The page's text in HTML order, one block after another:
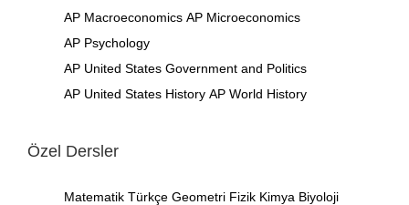
AP Macroeconomics AP Microeconomics
AP Psychology
AP United States Government and Politics
AP United States History AP World History
Özel Dersler
Matematik Türkçe Geometri Fizik Kimya Biyoloji